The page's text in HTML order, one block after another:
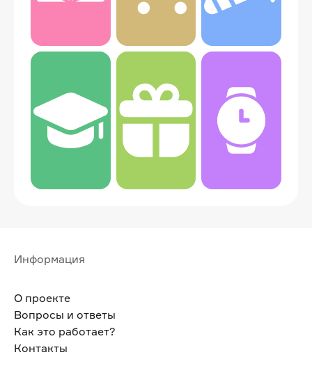
Информация
О проекте
Вопросы и ответы
Как это работает?
Контакты